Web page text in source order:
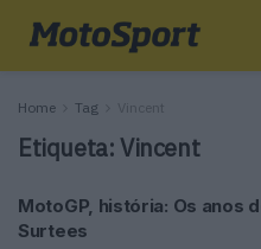
Home Tag Vincent
Etiqueta:Vincent
MotoGP, história: Os anos
Surtees